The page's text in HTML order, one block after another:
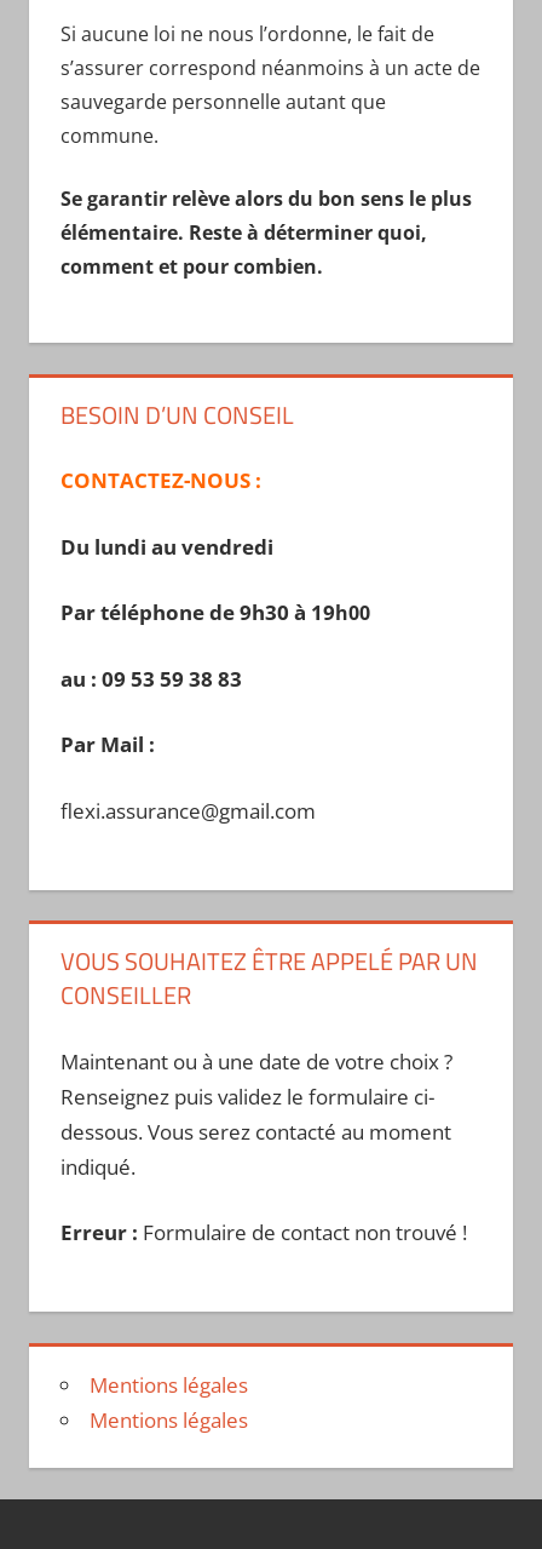
Si aucune loi ne nous l’ordonne, le fait de
s’assurer correspond néanmoins à un acte de
sauvegarde personnelle autant que
commune.
Se garantir relève alors du bon sens le plus
élémentaire. Reste à déterminer quoi,
comment et pour combien.
BESOIN D’UN CONSEIL
CONTACTEZ-NOUS :
Du lundi au vendredi
Par téléphone de 9h30 à 19h00
au : 09 53 59 38 83
Par Mail :
flexi.assurance@gmail.com
VOUS SOUHAITEZ ÊTRE APPELÉ PAR UN
CONSEILLER
Maintenant ou à une date de votre choix ?
Renseignez puis validez le formulaire ci-
dessous. Vous serez contacté au moment
indiqué.
Erreur : Formulaire de contact non trouvé !
Mentions légales
Mentions légales